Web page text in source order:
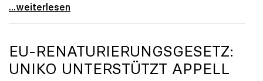
„Hochschulen wählen Europa“: Gemeinsame Kampagne
...weiterlesen
EU-RENATURIERUNGSGESETZ:
UNIKO UNTERSTÜTZT APPELL